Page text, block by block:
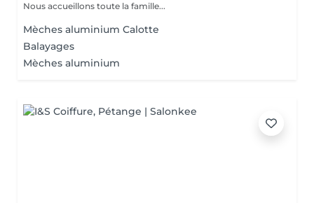
Nous accueillons toute la famille...
Mèches aluminium Calotte
Balayages
Mèches aluminium